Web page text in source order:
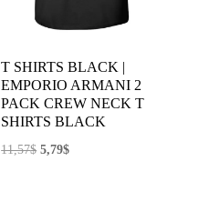
T SHIRTS BLACK |
EMPORIO ARMANI 2
PACK CREW NECK T
SHIRTS BLACK
11,57$ El
5,79$El